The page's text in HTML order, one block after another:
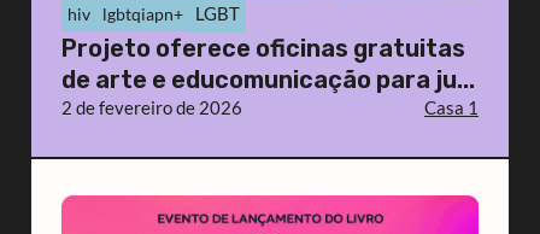
hiv lgbtqiapn+ LGBT
Projeto oferece oficinas gratuitas
de arte e educomunicação para ju...
2 de fevereiro de 2026 Casa 1